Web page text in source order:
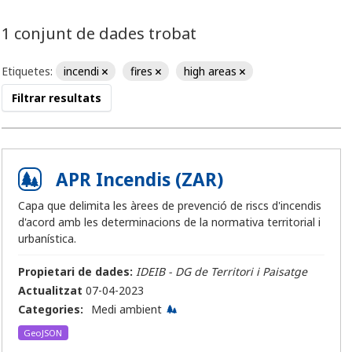
1 conjunt de dades trobat
Etiquetes: incendi fires
high areas
Filtrar resultats
APR Incendis (ZAR)
Capa que delimita les àrees de prevenció de riscs d'incendis
d'acord amb les determinacions de la normativa territorial i
urbanística.
Propietari de dades: IDEIB - DG de Territori i Paisatge
Actualitzat 07-04-2023
Categories:
Medi ambient
GeoJSON